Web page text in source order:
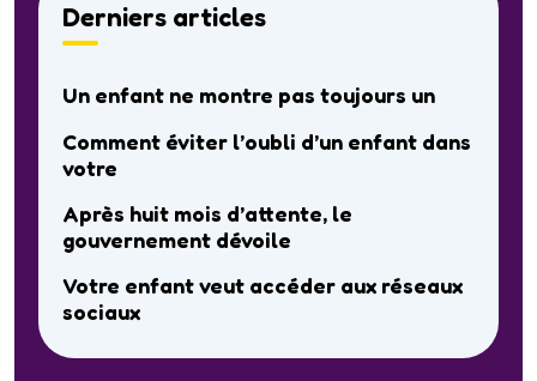
Derniers articles
Un enfant ne montre pas toujours un
Comment éviter l’oubli d’un enfant dans
votre
Après huit mois d’attente, le
gouvernement dévoile
Votre enfant veut accéder aux réseaux
sociaux